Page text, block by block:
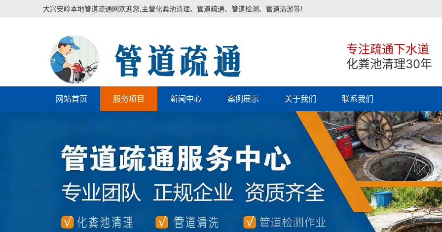
大兴安岭本地管道疏通网欢迎您,主营化粪池清理、管道疏通、管道检测、管道清淤等!
专注疏通下水道
化粪池清理30年
网站首页 服务项目 新闻中心 案例展示 关于我们 联系我们